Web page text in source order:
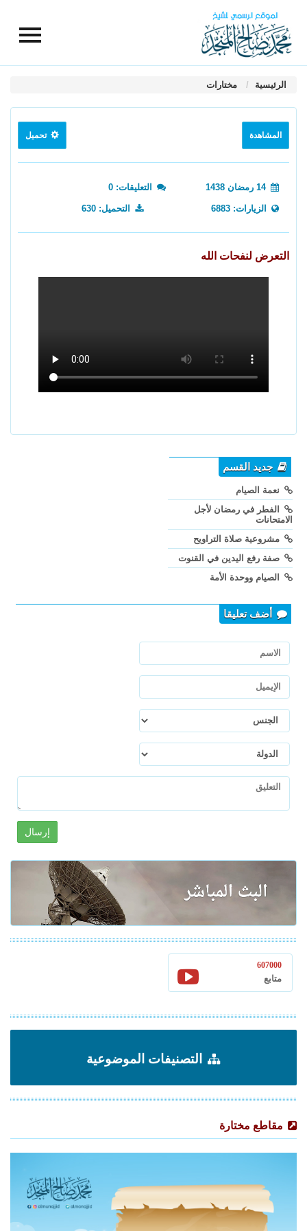
الرئيسية مختارات
المشاهدة تحميل
14 رمضان 1438 التعليقات: 0
الزيارات: 6883 التحميل: 630
التعرض لنفحات الله
جديد القسم
نعمة الصيام
الفطر في رمضان لأجل
الامتحانات
مشروعية صلاة التراويح
صفة رفع اليدين في القنوت
الصيام ووحدة الأمة
أضف تعليقا
إرسال
607000
متابع
التصنيفات الموضوعية
مقاطع مختارة